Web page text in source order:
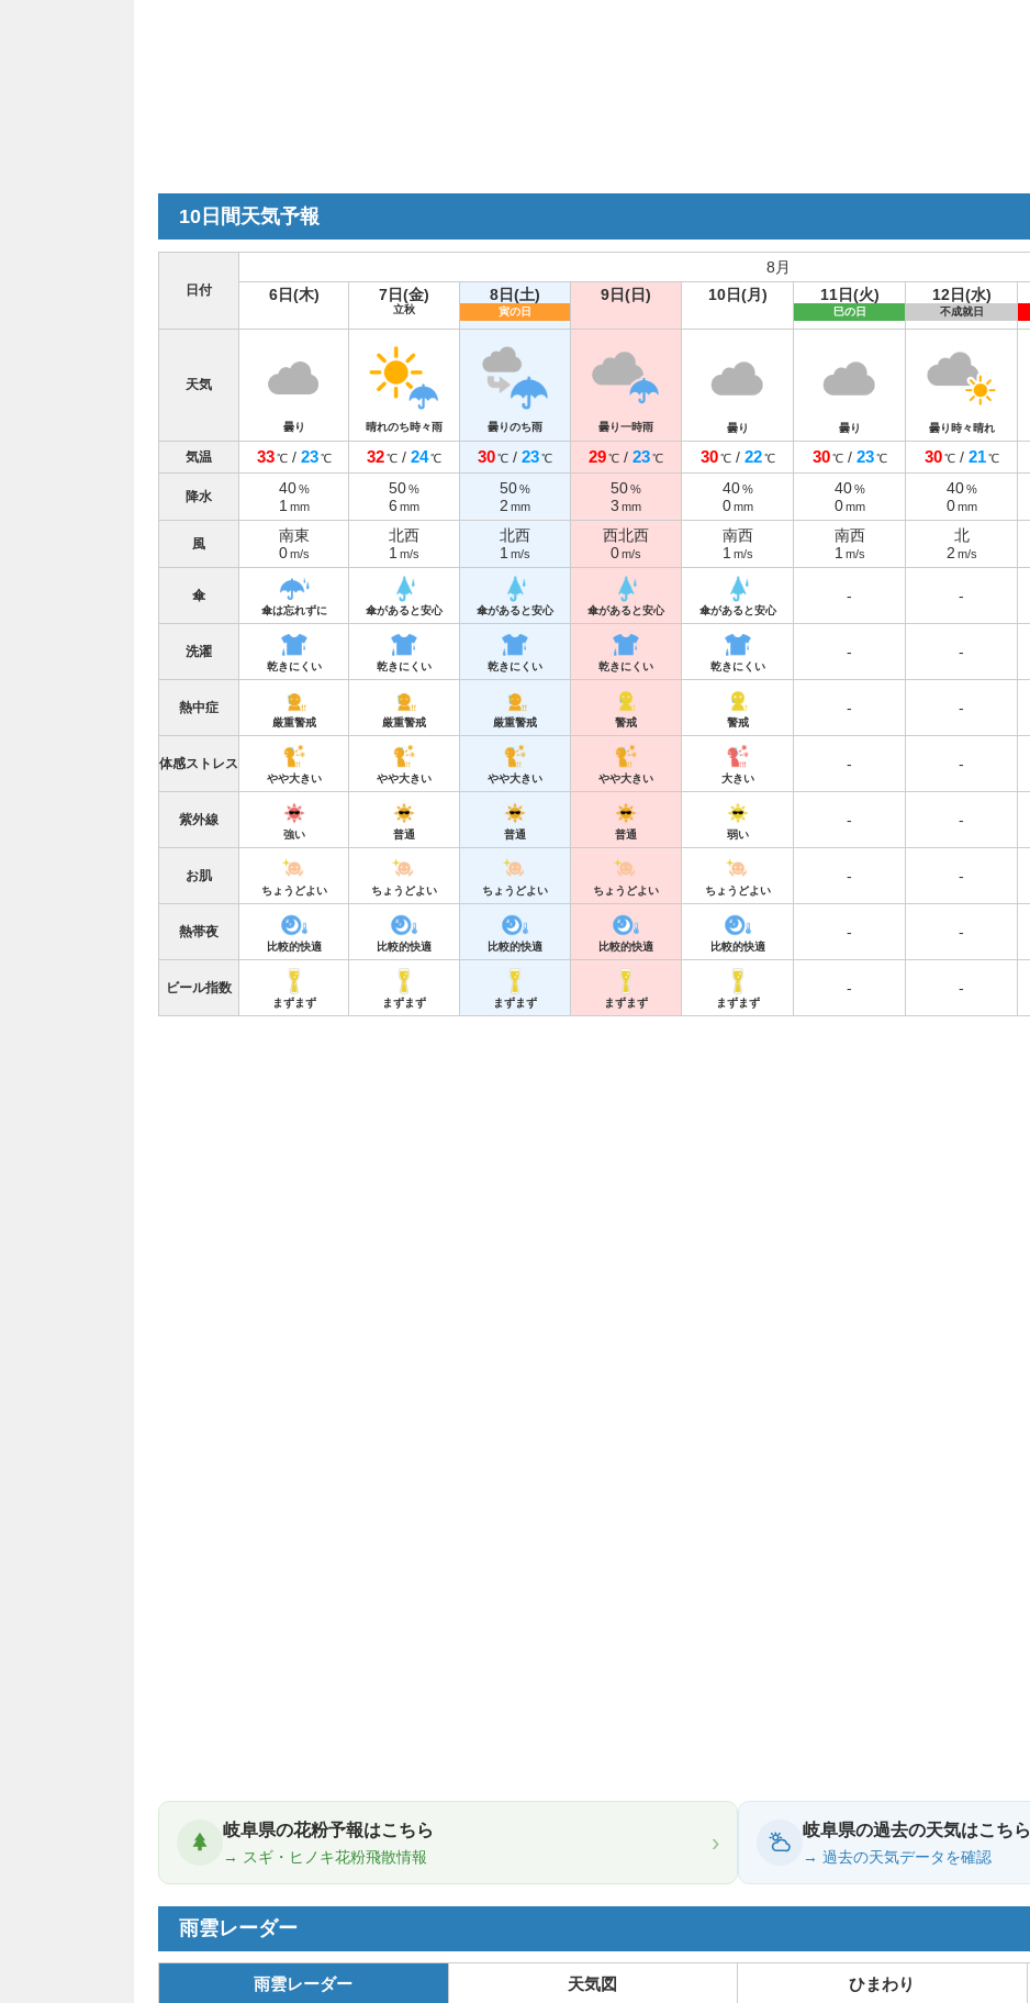
10日間天気予報
日付
8月
6日(木)
7日(金)
立秋
8日(土)
寅の日
9日(日) 10日(月) 11日(火)
巳の日
12日(水)
不成就日
天気
曇り 晴れのち時々雨 曇りのち雨 曇り一時雨 曇り 曇り 曇り時々晴れ
気温 33 ℃/ 23 ℃ 32℃ / 24℃ 30℃ / 23℃ 29℃ / 23℃ 30 ℃/ 22 ℃ 30 ℃/ 23 ℃ 30 ℃/ 21 ℃
降水 40 %
1 mm
50%
6 mm
50%
2 mm
50%
3 mm
40 %
0 mm
40 %
0 mm
40 %
0 mm
風
南東
0 m/s
北西
1 m/s
北西
1 m/s
西北西
0m/s
南西
1 m/s
南西
1 m/s
北
2 m/s
傘
傘は忘れずに 傘があると安心 傘があると安心 傘があると安心 傘があると安心
- -
洗濯
乾きにくい 乾きにくい 乾きにくい 乾きにくい 乾きにくい
- -
熱中症
厳重警戒 厳重警戒 厳重警戒 警戒 警戒
- -
体感ストレス
やや大きい やや大きい やや大きい やや大きい 大きい
- -
紫外線
強い 普通 普通 普通 弱い
- -
お肌
ちょうどよい ちょうどよい ちょうどよい ちょうどよい ちょうどよい
- -
熱帯夜
比較的快適 比較的快適 比較的快適 比較的快適 比較的快適
- -
ビール指数
まずまず まずまず まずまず まずまず まずまず
- -
岐阜県の花粉予報はこちら
→ スギ・ヒノキ花粉飛散情報
› 岐阜県の過去の天気はこちら
→ 過去の天気データを確認
雨雲レーダー
雨雲レーダー 天気図 ひまわり